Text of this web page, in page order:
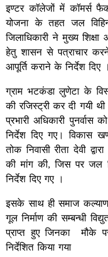
इण्टर कॉलेजों में कॉमर्स
योजना के तहत जल
जिलाधिकारी ने मुख्य
हेतु शासन से पत्राचार
आपूर्ति कराने के निर्देश दिए ।
ग्राम भटकंडा लुणेटा के
की रजिस्ट्री कर दी गयी
प्रभारी अधिकारी
निर्देश दिए गए। विकास
तोक निवासी रीता देवी
की मांग की, जिस पर जल
निर्देश दिए गए ।
इसके साथ ही समाज
गूल निर्माण की सम्बन्धी
प्राप्त हुए जिनका मौके पर
निर्देशित किया गया